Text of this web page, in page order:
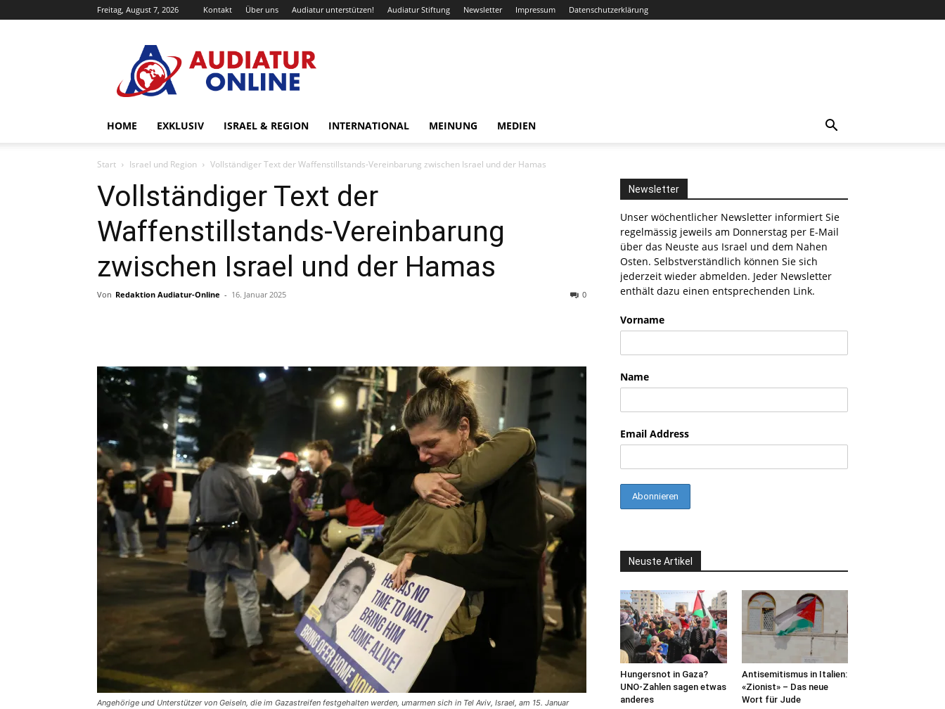
Freitag, August 7, 2026 Kontakt Über uns Audiatur unterstützen! Audiatur Stiftung Newsletter Impressum Datenschutzerklärung
Online
HOME EXKLUSIV ISRAEL & REGION INTERNATIONAL MEINUNG MEDIEN
Start Israel und Region Vollständiger Text der Waffenstillstands-Vereinbarung zwischen Israel und der Hamas
Vollständiger Text der
Waffenstillstands-Vereinbarung
zwischen Israel und der Hamas
Von Redaktion Audiatur-Online - 16. Januar 2025 0
Linkedin
Angehörige und Unterstützer von Geiseln, die im Gazastreifen festgehalten werden, umarmen sich in Tel Aviv, Israel, am 15. Januar
Newsletter
Unser wöchentlicher Newsletter informiert Sie
regelmässig jeweils am Donnerstag per E-Mail
über das Neuste aus Israel und dem Nahen
Osten. Selbstverständlich können Sie sich
jederzeit wieder abmelden. Jeder Newsletter
enthält dazu einen entsprechenden Link.
Vorname
Name
Email Address
Neuste Artikel
Hungersnot in Gaza?
UNO-Zahlen sagen etwas
anderes
Antisemitismus in Italien:
«Zionist» – Das neue
Wort für Jude